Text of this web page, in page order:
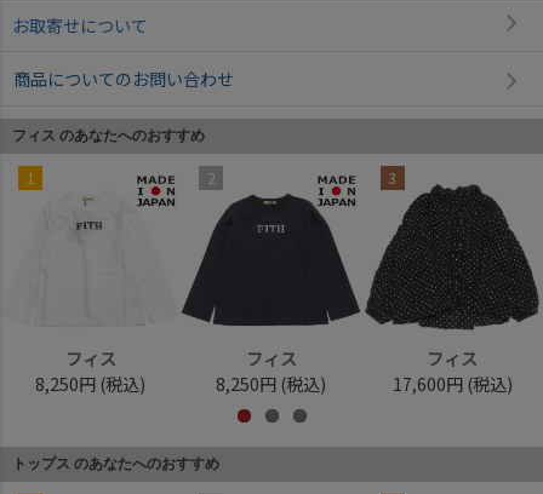
お取寄せについて
商品についてのお問い合わせ
フィス のあなたへのおすすめ
1
フィス
8,250円 (税込)
2
フィス
8,250円 (税込)
3
フィス
17,600円 (税込)
トップス のあなたへのおすすめ